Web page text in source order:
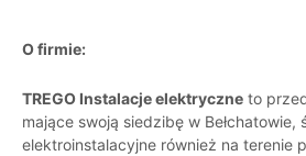
O firmie:
TREGO Instalacje elektryczne to
mające swoją siedzibę w Bełchatowie,
elektroinstalacyjne również na terenie